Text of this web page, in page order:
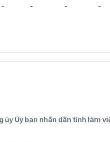
Ủy ban nhân dân tỉnh làm